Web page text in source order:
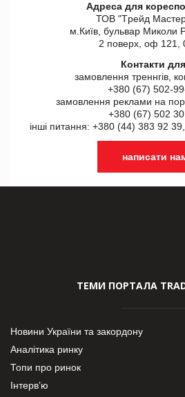
Адреса для
ТОВ "Tрейд
м.Київ, бульвар Миколи
2 поверх, оф 121,
Контакти
замовлення треннгів,
+380 (67) 502-
замовлення реклами на
+380 (67) 502
інші питання: +380 (44) 383 92
написати
ТЕМИ ПОРТАЛА
Новини України та закордону
Аналітика ринку
Топи про ринок
Інтерв’ю